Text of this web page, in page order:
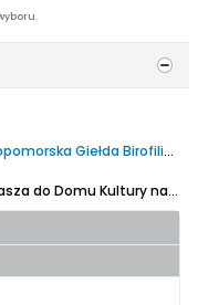
2025.07.12 - CZŁUCHÓW, Środkowopomorska Giełda Birofiliów
Jak co roku w lipcu Człuchów zaprasza do Domu Kultury na małą, ale uroczą giełdę birofiliów